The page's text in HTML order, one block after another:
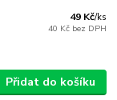
49 Kč/ks
40 Kč bez DPH
Přidat do košíku